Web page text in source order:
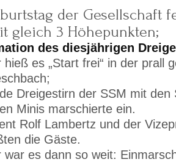
der Gesellschaft
gleich 3 Höhepunkten;
des diesjährigen
es „Start frei“ in der prall
Dreigestirn der SSM mit den
Minis marschierte ein.
Rolf Lambertz und der
die Gäste.
war es dann so weit: